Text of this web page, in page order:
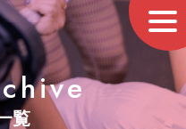
覧